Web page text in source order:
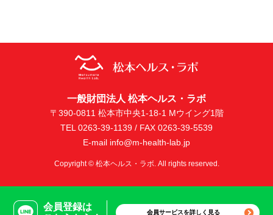
会員登録は
会員サービスを詳しく見る
一般財団法人 松本ヘルス・ラボ
〒390-0811 松本市中央1-18-1 Mウイング1階
TEL 0263-39-1139 / FAX 0263-39-5539
E-mail info@m-health-lab.jp
Copyright © 松本ヘルス・ラボ. All rights reserved.